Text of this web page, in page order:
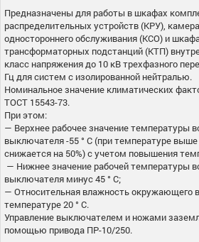
Предназначены для работы в шкафах
распределительных устройств (КРУ),
одностороннего обслуживания (КСО) и
трансформаторных подстанций (КТП)
класс напряжения до 10 кВ трехфазного
Гц для систем с изолированной нейтралью.
Номинальное значение климатических
ТОСТ 15543-73.
При этом:
— Верхнее рабочее значение температуры
выключателя -55 ° С (при температуре
снижается на 50%) с учетом повышения
— Нижнее значение рабочей температуры
выключателя минус 45 ° С;
— Относительная влажность окружающего
температуре 20 ° С.
Управление выключателем и ножами
помощью привода ПР-10/250.